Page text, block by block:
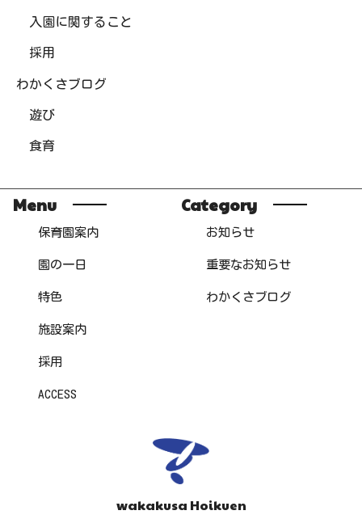
入園に関すること
採用
わかくさブログ
遊び
食育
Menu
保育園案内
園の一日
特色
施設案内
採用
ACCESS
Category
お知らせ
重要なお知らせ
わかくさブログ
wakakusa Hoikuen